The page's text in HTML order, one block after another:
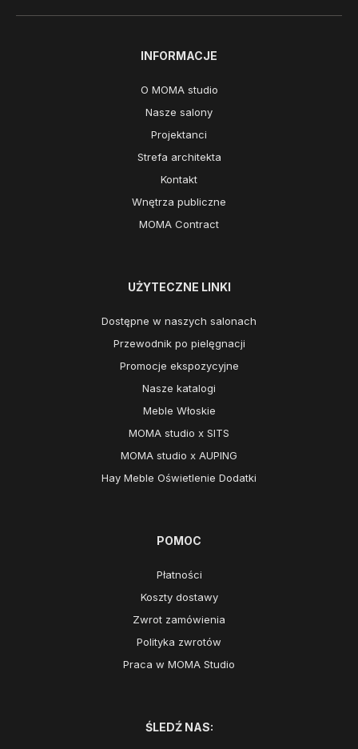
INFORMACJE
O MOMA studio
Nasze salony
Projektanci
Strefa architekta
Kontakt
Wnętrza publiczne
MOMA Contract
UŻYTECZNE LINKI
Dostępne w naszych salonach
Przewodnik po pielęgnacji
Promocje ekspozycyjne
Nasze katalogi
Meble Włoskie
MOMA studio x SITS
MOMA studio x AUPING
Hay Meble Oświetlenie Dodatki
POMOC
Płatności
Koszty dostawy
Zwrot zamówienia
Polityka zwrotów
Praca w MOMA Studio
ŚLEDŹ NAS: